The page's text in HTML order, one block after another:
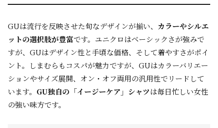
GUは流行を反映させた旬なデザインが揃い、 カラーやシルエ
ットの選択肢が豊富です。ユニクロはベーシックさが強みで
すが、GUはデザイン性と手頃な価格、そして着やすさがポイ
ント。しまむらもコスパが魅力ですが、GUはカラーバリエー
ションやサイズ展開、オン・オフ両用の汎用性でリードして
います。 GU独自の「イージーケア」シャツは毎日忙しい女性
の強い味方です。